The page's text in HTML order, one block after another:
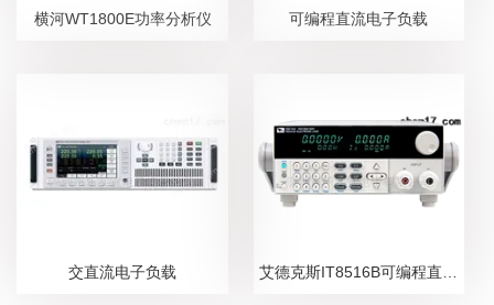
横河WT1800E功率分析仪 可编程直流电子负载
交直流电子负载